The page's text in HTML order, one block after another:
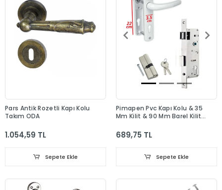
Pars Antik Rozetli Kapı Kolu
Takım ODA
1.054,59 TL
Sepete Ekle
Pimapen Pvc Kapı Kolu & 35
Mm Kilit & 90 Mm Barel Kilit
689,75 TL
Sepete Ekle